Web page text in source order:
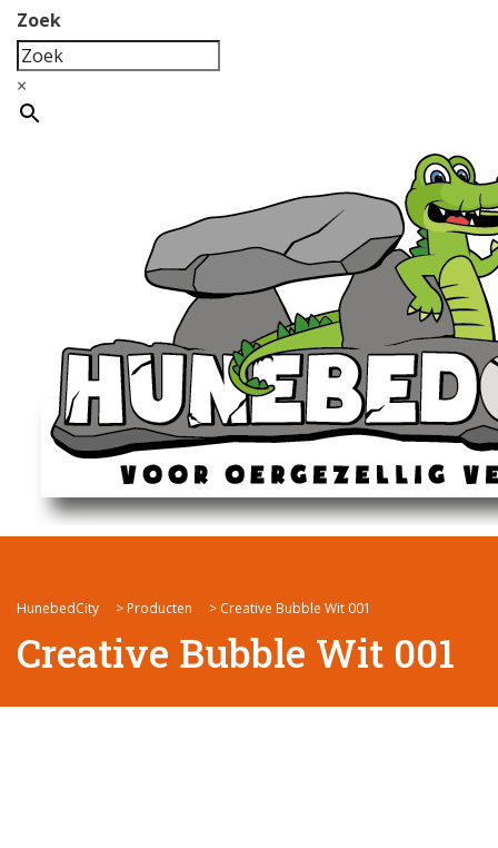
Zoek
×
HunebedCity > Producten > Creative Bubble Wit 001
Creative Bubble Wit 001